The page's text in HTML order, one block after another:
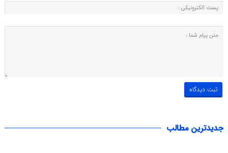
جدیدترین مطالب